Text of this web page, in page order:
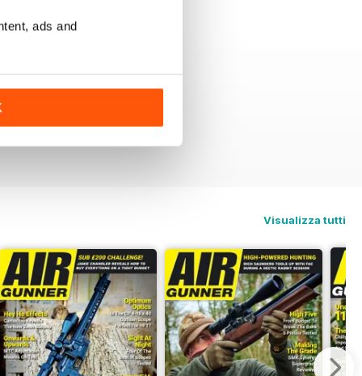
ads and
Visualizza tutti